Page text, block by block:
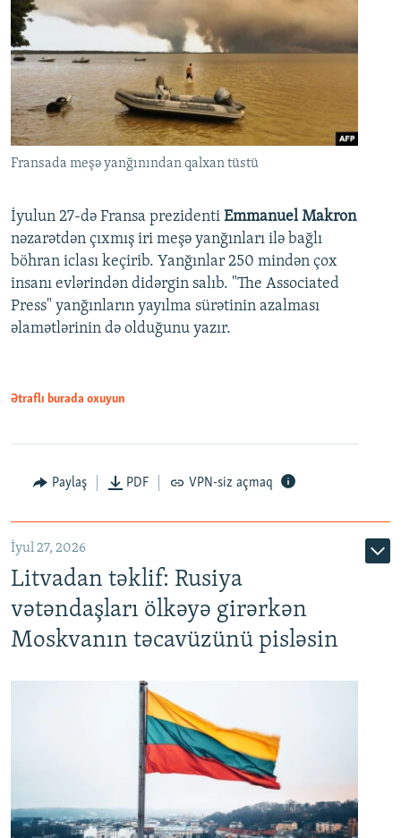
Fransada meşə yanğınından qalxan tüstü
İyulun 27-də Fransa prezidenti Emmanuel Makron
nəzarətdən çıxmış iri meşə yanğınları ilə bağlı
böhran iclası keçirib. Yanğınlar 250 mindən çox
insanı evlərindən didərgin salıb. "The Associated
Press" yanğınların yayılma sürətinin azalması
əlamətlərinin də olduğunu yazır.
Ətraflı burada oxuyun
Paylaş PDF VPN-siz açmaq
İyul 27, 2026
Litvadan təklif: Rusiya
vətəndaşları ölkəyə girərkən
Moskvanın təcavüzünü pisləsin